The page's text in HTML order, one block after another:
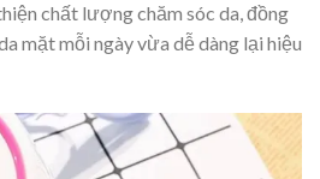
chất lượng chăm sóc da, đồng
mặt mỗi ngày vừa dễ dàng lại hiệu